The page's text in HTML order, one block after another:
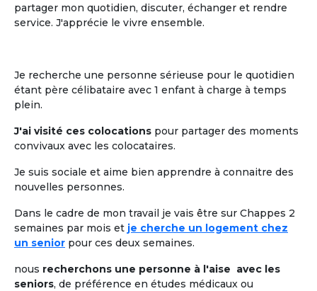
partager mon quotidien, discuter, échanger et rendre
service. J'apprécie le vivre ensemble.
Je recherche une personne sérieuse pour le quotidien
étant père célibataire avec 1 enfant à charge à temps
plein.
J'ai visité ces colocations pour partager des moments
convivaux avec les colocataires.
Je suis sociale et aime bien apprendre à connaitre des
nouvelles personnes.
Dans le cadre de mon travail je vais être sur Chappes 2
semaines par mois et je cherche un logement chez
un senior pour ces deux semaines.
nous recherchons une personne à l'aise avec les
seniors, de préférence en études médicaux ou